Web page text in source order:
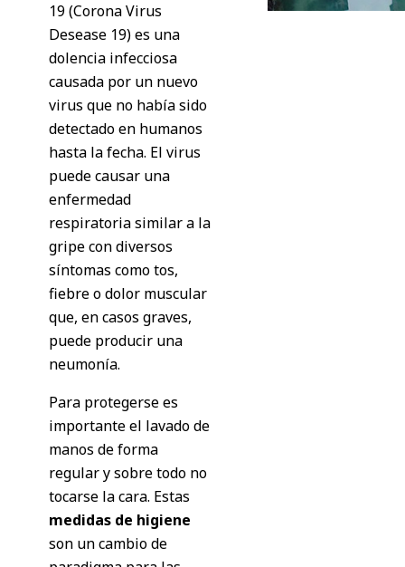
19 (Corona Virus
Desease 19) es una
dolencia infecciosa
causada por un nuevo
virus que no había sido
detectado en humanos
hasta la fecha. El virus
puede causar una
enfermedad
respiratoria similar a la
gripe con diversos
síntomas como tos,
fiebre o dolor muscular
que, en casos graves,
puede producir una
neumonía.
Para protegerse es
importante el lavado de
manos de forma
regular y sobre todo no
tocarse la cara. Estas
medidas de higiene
son un cambio de